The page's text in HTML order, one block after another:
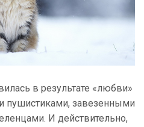
в результате «любви»
пушистиками, завезенными
И действительно,